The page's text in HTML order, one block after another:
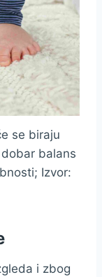
se biraju
balans
Izvor:
i zbog